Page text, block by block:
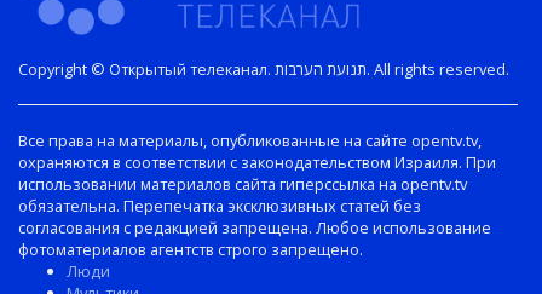
Copyright © Открытый телеканал. תנועת הערבות. All rights reserved.
Все права на материалы, опубликованные на сайте opentv.tv,
охраняются в соответствии с законодательством Израиля. При
использовании материалов сайта гиперссылка на opentv.tv
обязательна. Перепечатка эксклюзивных статей без
согласования с редакцией запрещена. Любое использование
фотоматериалов агентств строго запрещено.
Люди